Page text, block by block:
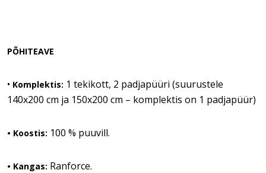
PÕHITEAVE
• Komplektis: 1 tekikott, 2 padjapüüri (suurustele
140x200 cm ja 150x200 cm – komplektis on 1 padjapüür)
• Koostis: 100 % puuvill.
• Kangas: Ranforce.